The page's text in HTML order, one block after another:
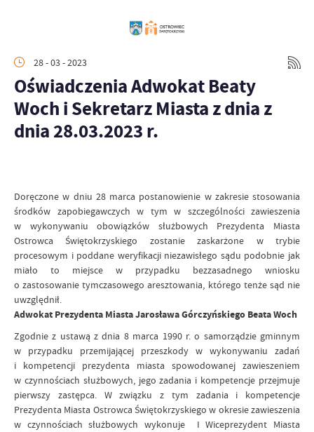
28 - 03 - 2023
Oświadczenia Adwokat Beaty
Woch i Sekretarz Miasta z dnia z
dnia 28.03.2023 r.
Doręczone w dniu 28 marca postanowienie w zakresie stosowania
środków zapobiegawczych w tym w szczególności zawieszenia
w wykonywaniu obowiązków służbowych Prezydenta Miasta
Ostrowca Świętokrzyskiego zostanie zaskarżone w trybie
procesowym i poddane weryfikacji niezawisłego sądu podobnie jak
miało to miejsce w przypadku bezzasadnego wniosku
o zastosowanie tymczasowego aresztowania, którego tenże sąd nie
uwzględnił.
Adwokat Prezydenta Miasta Jarosława Górczyńskiego Beata Woch
Zgodnie z ustawą z dnia 8 marca 1990 r. o samorządzie gminnym
w przypadku przemijającej przeszkody w wykonywaniu zadań
i kompetencji prezydenta miasta spowodowanej zawieszeniem
w czynnościach służbowych, jego zadania i kompetencje przejmuje
pierwszy zastępca. W związku z tym zadania i kompetencje
Prezydenta Miasta Ostrowca Świętokrzyskiego w okresie zawieszenia
w czynnościach służbowych wykonuje I Wiceprezydent Miasta